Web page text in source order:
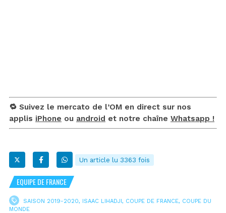
🔁 Suivez le mercato de l’OM en direct sur nos
applis iPhone ou android et notre chaîne Whatsapp !
Un article lu 3363 fois
EQUIPE DE FRANCE
SAISON 2019-2020, ISAAC LIHADJI, COUPE DE FRANCE, COUPE DU
MONDE